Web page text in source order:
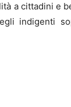
a cittadini e
indigenti